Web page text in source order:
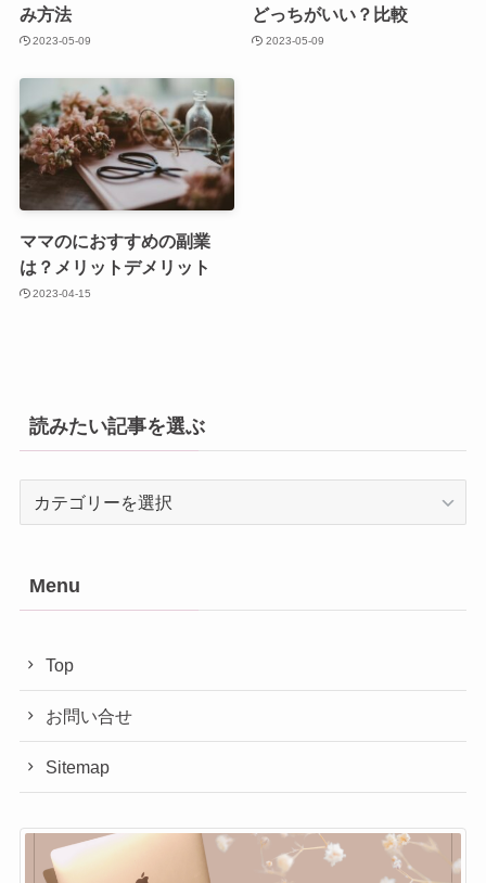
み方法
2023-05-09
どっちがいい？比較
2023-05-09
ママのにおすすめの副業
は？メリットデメリット
2023-04-15
読みたい記事を選ぶ
ぶ
Menu
Top
お問い合せ
Sitemap